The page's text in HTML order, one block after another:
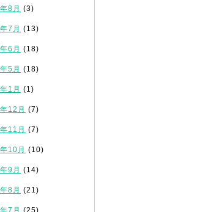
8月 (3)
7月 (13)
6月 (18)
5月 (18)
1月 (1)
12月 (7)
11月 (7)
10月 (10)
9月 (14)
8月 (21)
7月 (25)